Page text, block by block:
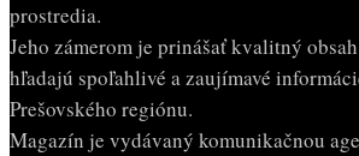
prostredia.
Jeho zámerom je prinášať kvalitný
hľadajú spoľahlivé a zaujímavé
Prešovského regiónu.
Magazín je vydávaný komunikačnou